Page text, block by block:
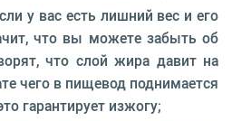
у вас есть лишний вес и его
что вы можете забыть об
что слой жира давит на
чего в пищевод поднимается
гарантирует изжогу;